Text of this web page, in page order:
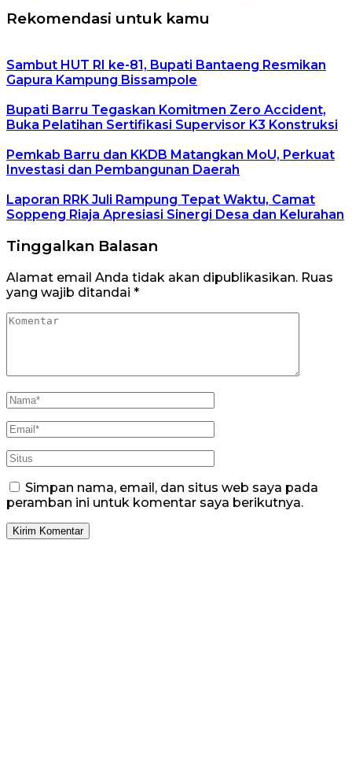
Rekomendasi untuk kamu
Sambut HUT RI ke-81, Bupati Bantaeng Resmikan
Gapura Kampung Bissampole
Bupati Barru Tegaskan Komitmen Zero Accident,
Buka Pelatihan Sertifikasi Supervisor K3 Konstruksi
Pemkab Barru dan KKDB Matangkan MoU, Perkuat
Investasi dan Pembangunan Daerah
Laporan RRK Juli Rampung Tepat Waktu, Camat
Soppeng Riaja Apresiasi Sinergi Desa dan Kelurahan
Tinggalkan Balasan
Alamat email Anda tidak akan dipublikasikan. Ruas
yang wajib ditandai *
Simpan nama, email, dan situs web saya pada
peramban ini untuk komentar saya berikutnya.